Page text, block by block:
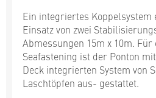
Ein integriertes Koppelsystem
Einsatz von zwei
Abmessungen 15m x 10m.
Seafastening ist der Ponton
Deck integrierten System von
Laschtöpfen aus- gestattet.